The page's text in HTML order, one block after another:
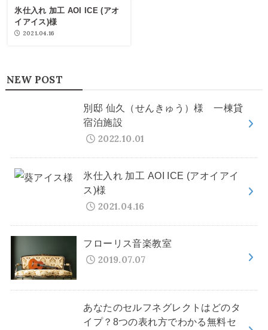
氷仕入れ 加工 AOI ICE (アオ
イアイス)様
2021.04.16
NEW POST
別邸 仙久（せんきゅう）様 一棟貸
宿泊施設
2022.10.01
氷仕入れ 加工 AOI ICE (アオイアイ
ス)様
2021.04.16
フローリス音楽教室
2019.07.07
あなたのセルフネグレクトはどのタ
イプ？8つの表れ方でわかる無料セ